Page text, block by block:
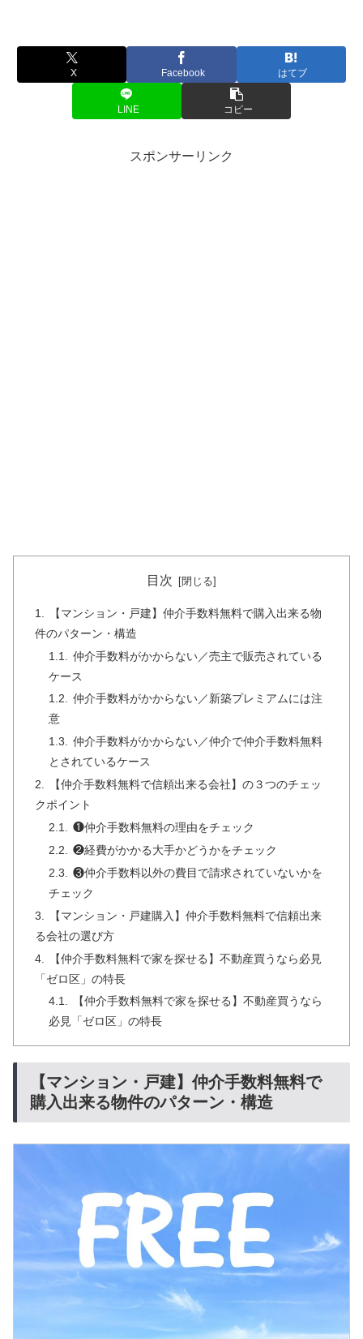
X Facebook はてブ
LINE コピー
スポンサーリンク
目次
【マンション・戸建】仲介手数料無料で購入出来る物
件のパターン・構造
仲介手数料がかからない／売主で販売されている
ケース
仲介手数料がかからない／新築プレミアムには注
意
仲介手数料がかからない／仲介で仲介手数料無料
とされているケース
【仲介手数料無料で信頼出来る会社】の３つのチェッ
クポイント
❶仲介手数料無料の理由をチェック
❷経費がかかる大手かどうかをチェック
❸仲介手数料以外の費目で請求されていないかを
チェック
【マンション・戸建購入】仲介手数料無料で信頼出来
る会社の選び方
【仲介手数料無料で家を探せる】不動産買うなら必見
「ゼロ区」の特長
【仲介手数料無料で家を探せる】不動産買うなら
必見「ゼロ区」の特長
【マンション・戸建】仲介手数料無料で
購入出来る物件のパターン・構造